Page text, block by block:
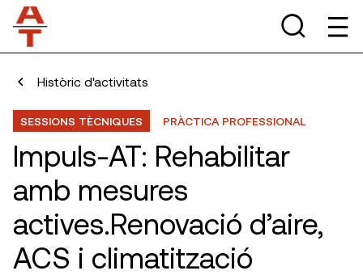
Històric d'activitats
SESSIONS TÈCNIQUES PRÀCTICA PROFESSIONAL
Impuls-AT: Rehabilitar
amb mesures
actives.Renovació d’aire,
ACS i climatització